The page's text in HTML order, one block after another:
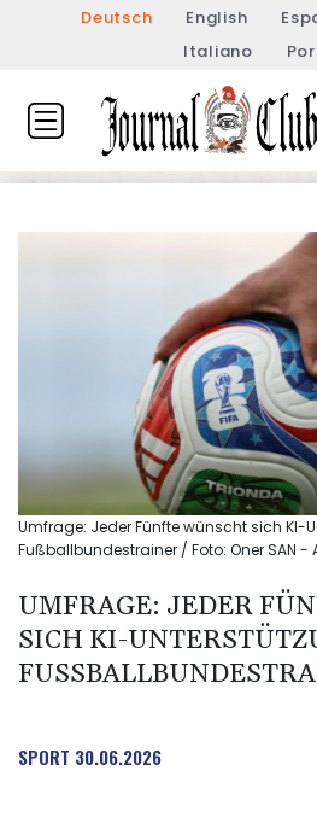
Deutsch English
Italiano
Umfrage: Jeder Fünfte wünscht sich KI-
Fußballbundestrainer / Foto: Oner SAN -
UMFRAGE: JEDER
SICH KI-
SPORT 30.06.2026